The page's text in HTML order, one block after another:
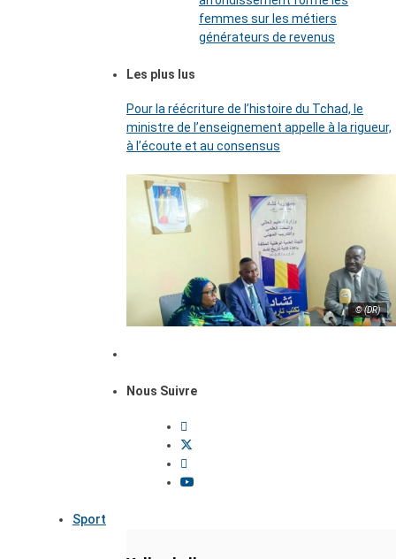
femmes sur les métiers
générateurs de revenus
Les plus lus
Pour la réécriture de l’histoire du Tchad, le
ministre de l’enseignement appelle à la rigueur,
à l’écoute et au consensus
© (DR)
Nous Suivre
Sport